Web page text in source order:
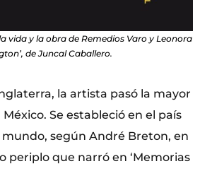
vida y la obra de Remedios Varo y Leonora
de Juncal Caballero.
la artista pasó la mayor
Se estableció en el país
según André Breton, en
periplo que narró en ‘Memorias